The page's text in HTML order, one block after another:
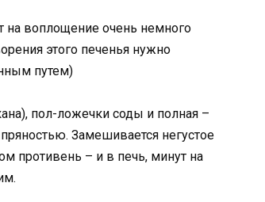
на воплощение очень немного
этого печенья нужно
путем)
пол-ложечки соды и полная –
Замешивается негустое
противень – и в печь, минут на